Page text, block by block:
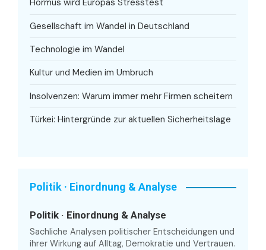
Hormus wird Europas Stresstest
Gesellschaft im Wandel in Deutschland
Technologie im Wandel
Kultur und Medien im Umbruch
Insolvenzen: Warum immer mehr Firmen scheitern
Türkei: Hintergründe zur aktuellen Sicherheitslage
Politik · Einordnung & Analyse
Politik · Einordnung & Analyse
Sachliche Analysen politischer Entscheidungen und
ihrer Wirkung auf Alltag, Demokratie und Vertrauen.